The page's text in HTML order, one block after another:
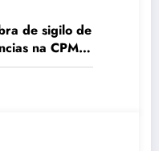
de sigilo de
na CPMI